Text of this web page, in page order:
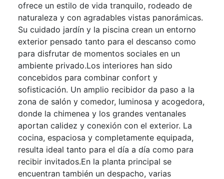
ofrece un estilo de vida tranquilo, rodeado de
naturaleza y con agradables vistas panorámicas.
Su cuidado jardín y la piscina crean un entorno
exterior pensado tanto para el descanso como
para disfrutar de momentos sociales en un
ambiente privado.Los interiores han sido
concebidos para combinar confort y
sofisticación. Un amplio recibidor da paso a la
zona de salón y comedor, luminosa y acogedora,
donde la chimenea y los grandes ventanales
aportan calidez y conexión con el exterior. La
cocina, espaciosa y completamente equipada,
resulta ideal tanto para el día a día como para
recibir invitados.En la planta principal se
encuentran también un despacho, varias